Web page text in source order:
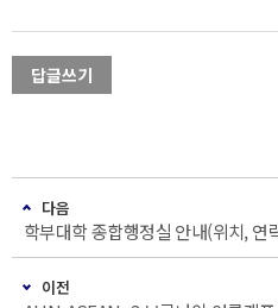
답글쓰기
다음
학부대학 종합행정실 안내(위치, 연
이전